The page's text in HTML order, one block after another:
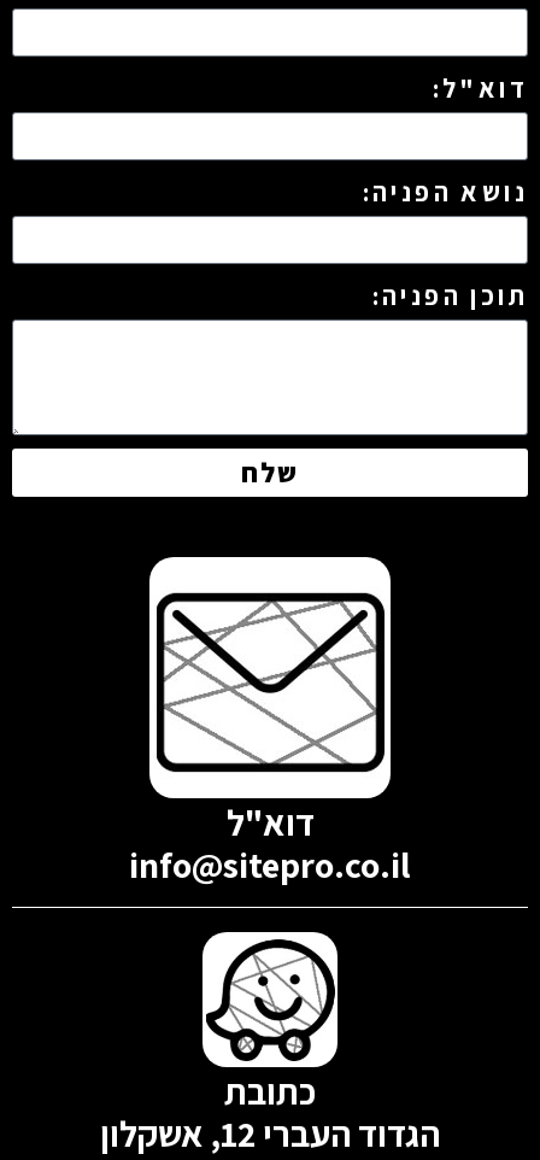
דוא"ל
info@sitepro.co.il
כתובת
הגדוד העברי 12, אשקלון
דוא"ל:
נושא הפניה:
תוכן הפניה:
שלח